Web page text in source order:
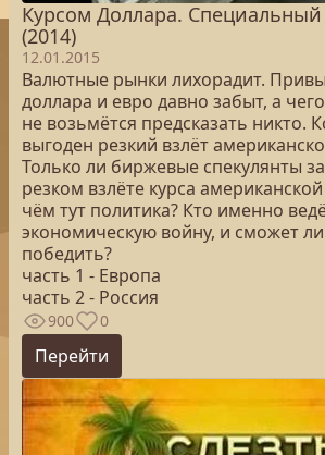
Курсом Доллара.
(2014)
12.01.2015
Валютные рынки лихорадит.
доллара и евро давно забыт, а
не возьмётся предсказать никто.
выгоден резкий взлёт
Только ли биржевые спекулянты
резком взлёте курса
чём тут политика? Кто именно
экономическую войну, и сможет
победить?
часть 1 - Европа
часть 2 - Россия
900 0
Перейти